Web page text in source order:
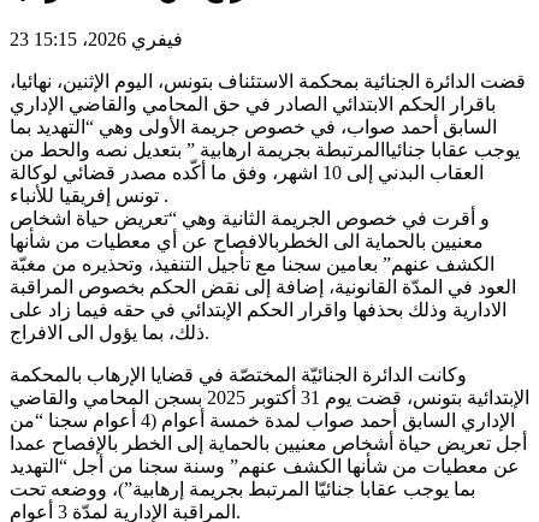
23 فيفري 2026، 15:15
قضت الدائرة الجنائية بمحكمة الاستئناف بتونس، اليوم الإثنين، نهائيا،
باقرار الحكم الابتدائي الصادر في حق المحامي والقاضي الإداري
السابق أحمد صواب، في خصوص جريمة الأولى وهي “التهديد بما
يوجب عقابا جنائياالمرتبطة بجريمة ارهابية ” بتعديل نصه والحط من
العقاب البدني إلى 10 اشهر، وفق ما أكّده مصدر قضائي لوكالة
تونس إفريقيا للأنباء .
و أقرت في خصوص الجريمة الثانية وهي “تعريض حياة اشخاص
معنيين بالحماية الى الخطربالافصاح عن أي معطيات من شأنها
الكشف عنهم” بعامين سجنا مع تأجيل التنفيذ، وتحذيره من مغبّة
العود في المدّة القانونية، إضافة إلى نقض الحكم بخصوص المراقبة
الادارية وذلك بحذفها واقرار الحكم الإبتدائي في حقه فيما زاد على
ذلك، بما يؤول الى الافراج.
وكانت الدائرة الجنائيّة المختصّة في قضايا الإرهاب بالمحكمة
الإبتدائية بتونس، قضت يوم 31 أكتوبر 2025 بسجن المحامي والقاضي
الإداري السابق أحمد صواب لمدة خمسة أعوام (4 أعوام سجنا “من
أجل تعريض حياة أشخاص معنيين بالحماية إلى الخطر بالإفصاح عمدا
عن معطيات من شأنها الكشف عنهم” وسنة سجنا من أجل “التهديد
بما يوجب عقابا جنائيّا المرتبط بجريمة إرهابية”)، ووضعه تحت
المراقبة الإدارية لمدّة 3 أعوام.